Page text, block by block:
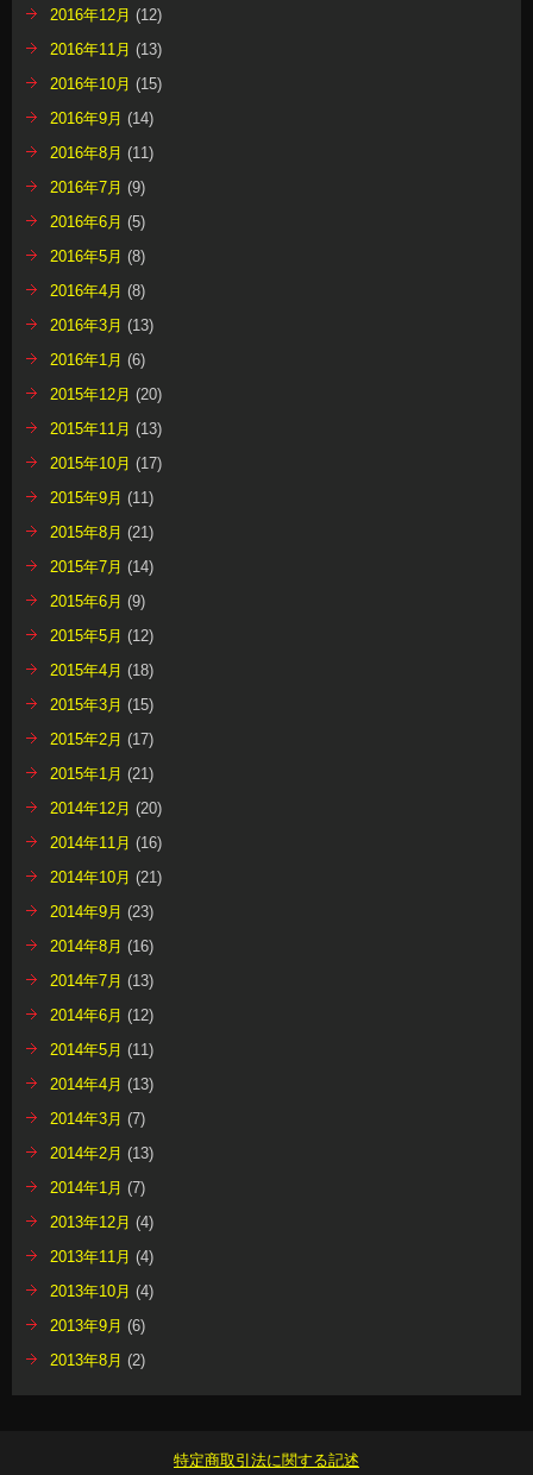
2016年12月 (12)
2016年11月 (13)
2016年10月 (15)
2016年9月 (14)
2016年8月 (11)
2016年7月 (9)
2016年6月 (5)
2016年5月 (8)
2016年4月 (8)
2016年3月 (13)
2016年1月 (6)
2015年12月 (20)
2015年11月 (13)
2015年10月 (17)
2015年9月 (11)
2015年8月 (21)
2015年7月 (14)
2015年6月 (9)
2015年5月 (12)
2015年4月 (18)
2015年3月 (15)
2015年2月 (17)
2015年1月 (21)
2014年12月 (20)
2014年11月 (16)
2014年10月 (21)
2014年9月 (23)
2014年8月 (16)
2014年7月 (13)
2014年6月 (12)
2014年5月 (11)
2014年4月 (13)
2014年3月 (7)
2014年2月 (13)
2014年1月 (7)
2013年12月 (4)
2013年11月 (4)
2013年10月 (4)
2013年9月 (6)
2013年8月 (2)
特定商取引法に関する記述